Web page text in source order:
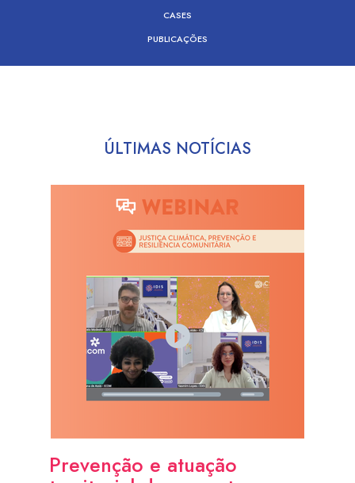
CASES
PUBLICAÇÕES
ÚLTIMAS NOTÍCIAS
Prevenção e atuação